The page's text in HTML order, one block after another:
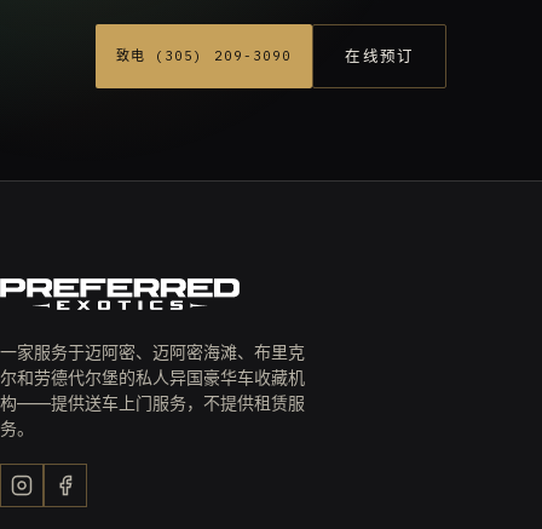
致电 (305) 209-3090 在线预订
一家服务于迈阿密、迈阿密海滩、布里克
尔和劳德代尔堡的私人异国豪华车收藏机
构——提供送车上门服务，不提供租赁服
务。